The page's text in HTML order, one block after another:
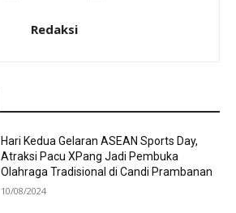
Redaksi
Hari Kedua Gelaran ASEAN Sports Day,
Atraksi Pacu XPang Jadi Pembuka
Olahraga Tradisional di Candi Prambanan
10/08/2024